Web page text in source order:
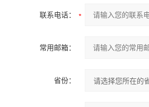
联系电话：
常用邮箱：
省份：